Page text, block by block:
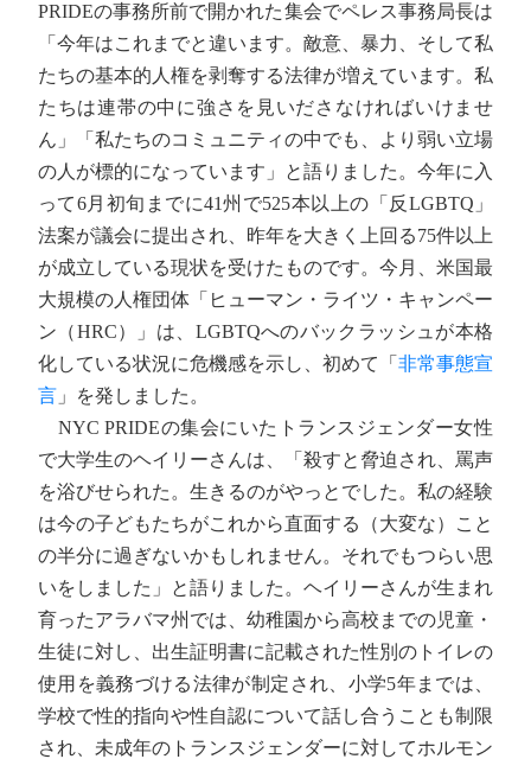
PRIDEの事務所前で開かれた集会でペレス事務局長は
「今年はこれまでと違います。敵意、暴力、そして私
たちの基本的人権を剥奪する法律が増えています。私
たちは連帯の中に強さを見いださなければいけませ
ん」「私たちのコミュニティの中でも、より弱い立場
の人が標的になっています」と語りました。今年に入
って6月初旬までに41州で525本以上の「反LGBTQ」
法案が議会に提出され、昨年を大きく上回る75件以上
が成立している現状を受けたものです。今月、米国最
大規模の人権団体「ヒューマン・ライツ・キャンペー
ン（HRC）」は、LGBTQへのバックラッシュが本格
化している状況に危機感を示し、初めて「 非常事態宣
言 」を発しました。
NYC PRIDEの集会にいたトランスジェンダー女性
で大学生のヘイリーさんは、「殺すと脅迫され、罵声
を浴びせられた。生きるのがやっとでした。私の経験
は今の子どもたちがこれから直面する（大変な）こと
の半分に過ぎないかもしれません。それでもつらい思
いをしました」と語りました。ヘイリーさんが生まれ
育ったアラバマ州では、幼稚園から高校までの児童・
生徒に対し、出生証明書に記載された性別のトイレの
使用を義務づける法律が制定され、小学5年までは、
学校で性的指向や性自認について話し合うことも制限
され、未成年のトランスジェンダーに対してホルモン